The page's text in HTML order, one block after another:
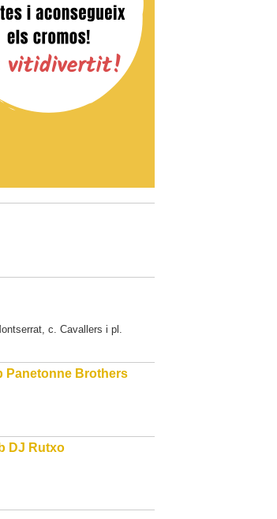
c. Cavallers i pl.
Panetonne Brothers
DJ Rutxo